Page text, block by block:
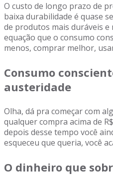
O custo de longo prazo de
baixa durabilidade é quase
de produtos mais duráveis e
equação que o consumo
menos, comprar melhor,
Consumo
austeridade
Olha, dá pra começar com
qualquer compra acima de
depois desse tempo você
esqueceu que queria, você
O dinheiro que